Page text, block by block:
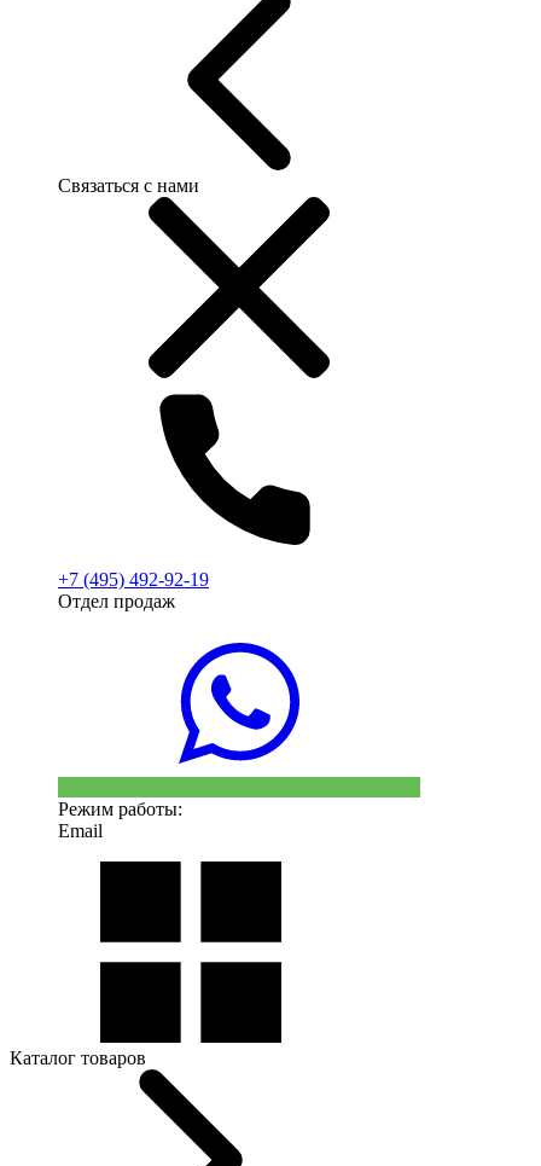
Связаться с нами
+7 (495) 492-92-19
Отдел продаж
Режим работы:
Email
Каталог товаров